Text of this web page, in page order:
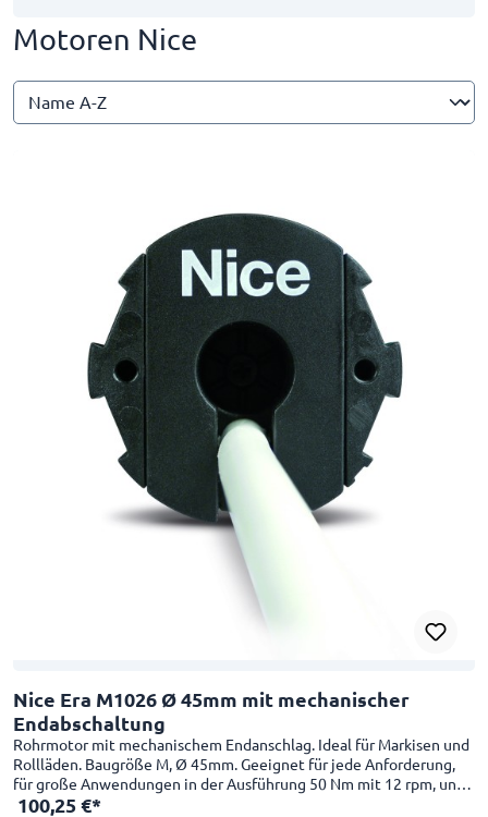
Motoren Nice
Nice Era M1026 Ø 45mm mit mechanischer
Endabschaltung
Rohrmotor mit mechanischem Endanschlag. Ideal für Markisen und
Rollläden. Baugröße M, Ø 45mm. Geeignet für jede Anforderung,
für große Anwendungen in der Ausführung 50 Nm mit 12 rpm, und
in kleinen Anwednungen in der Schnelllaufversion 26 rpm mit 4 Nm
100,25 €*